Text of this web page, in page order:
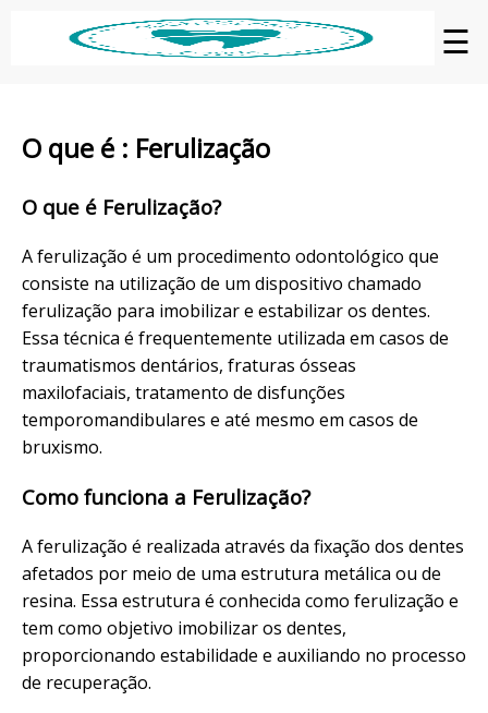
☰
O que é : Ferulização
O que é Ferulização?
A ferulização é um procedimento odontológico que
consiste na utilização de um dispositivo chamado
ferulização para imobilizar e estabilizar os dentes.
Essa técnica é frequentemente utilizada em casos de
traumatismos dentários, fraturas ósseas
maxilofaciais, tratamento de disfunções
temporomandibulares e até mesmo em casos de
bruxismo.
Como funciona a Ferulização?
A ferulização é realizada através da fixação dos dentes
afetados por meio de uma estrutura metálica ou de
resina. Essa estrutura é conhecida como ferulização e
tem como objetivo imobilizar os dentes,
proporcionando estabilidade e auxiliando no processo
de recuperação.